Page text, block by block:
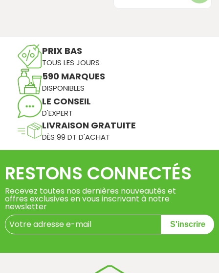
PRIX BAS
TOUS LES JOURS
590 MARQUES
DISPONIBLES
LE CONSEIL
D'EXPERT
LIVRAISON GRATUITE
DÈS 99 DT D'ACHAT
RESTONS CONNECTÉS
Recevez toutes nos dernières nouveautés et
offres exclusives en vous inscrivant à notre
newsletter
S'inscrire